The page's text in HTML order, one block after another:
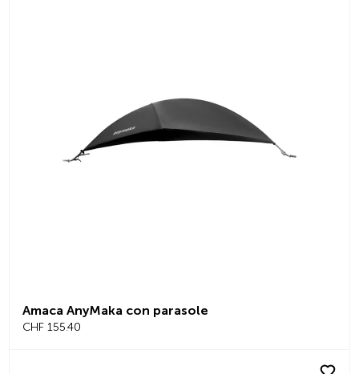
Amaca AnyMaka con parasole
CHF 155.40